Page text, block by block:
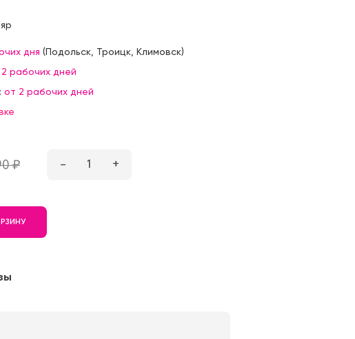
дня (Подольск, Троицк, Климовск)
рабочих дней
от 2 рабочих дней
₷ – 1 +